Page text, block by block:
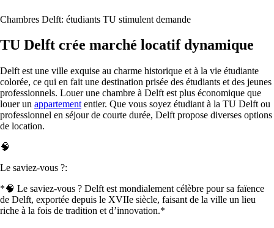
Chambres Delft: étudiants TU stimulent demande
TU Delft crée marché locatif dynamique
Delft est une ville exquise au charme historique et à la vie étudiante
colorée, ce qui en fait une destination prisée des étudiants et des jeunes
professionnels. Louer une chambre à Delft est plus économique que
louer un appartement entier. Que vous soyez étudiant à la TU Delft ou
professionnel en séjour de courte durée, Delft propose diverses options
de location.
🧠
Le saviez-vous ?:
*🧠 Le saviez-vous ? Delft est mondialement célèbre pour sa faïence
de Delft, exportée depuis le XVIIe siècle, faisant de la ville un lieu
riche à la fois de tradition et d’innovation.*